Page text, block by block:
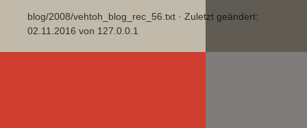
blog/2008/vehtoh_blog_rec_56.txt · Zuletzt geändert:
02.11.2016 von 127.0.0.1